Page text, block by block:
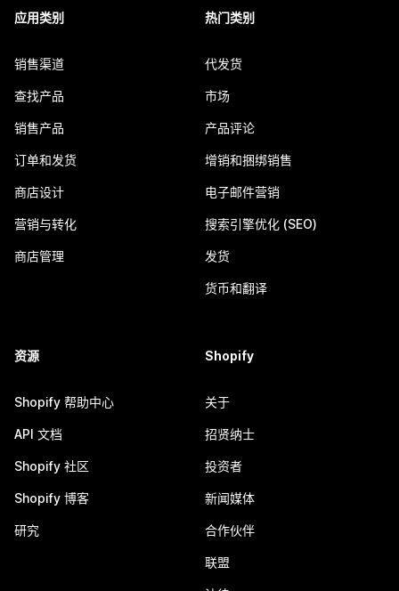
应用类别
销售渠道
查找产品
销售产品
订单和发货
商店设计
营销与转化
商店管理
热门类别
代发货
市场
产品评论
增销和捆绑销售
电子邮件营销
搜索引擎优化 (SEO)
发货
货币和翻译
资源
Shopify 帮助中心
API 文档
Shopify 社区
Shopify 博客
研究
Shopify
关于
招贤纳士
投资者
新闻媒体
合作伙伴
联盟